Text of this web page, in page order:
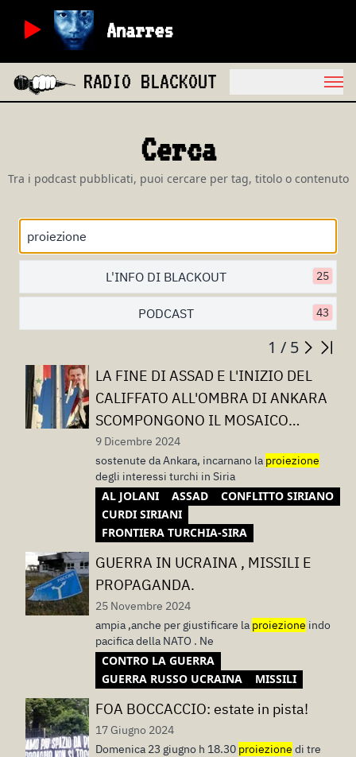
Anarres
RADIO BLACKOUT
Cerca
Tra i podcast pubblicati, puoi cercare per tag, titolo o contenuto
L'INFO DI BLACKOUT 25
PODCAST 43
1 / 5
LA FINE DI ASSAD E L'INIZIO DEL
CALIFFATO ALL'OMBRA DI ANKARA
SCOMPONGONO IL MOSAICO
SIRIANO
9 Dicembre 2024
sostenute da Ankara, incarnano la proiezione
degli interessi turchi in Siria
AL JOLANI ASSAD
CONFLITTO SIRIANO
CURDI SIRIANI
FRONTIERA TURCHIA-SIRA
GUERRA IN UCRAINA , MISSILI E
PROPAGANDA.
25 Novembre 2024
ampia ,anche per giustificare la proiezione indo
pacifica della NATO . Ne
CONTRO LA GUERRA
GUERRA RUSSO UCRAINA
MISSILI
FOA BOCCACCIO: estate in pista!
17 Giugno 2024
Domenica 23 giugno h 18.30 proiezione di tre